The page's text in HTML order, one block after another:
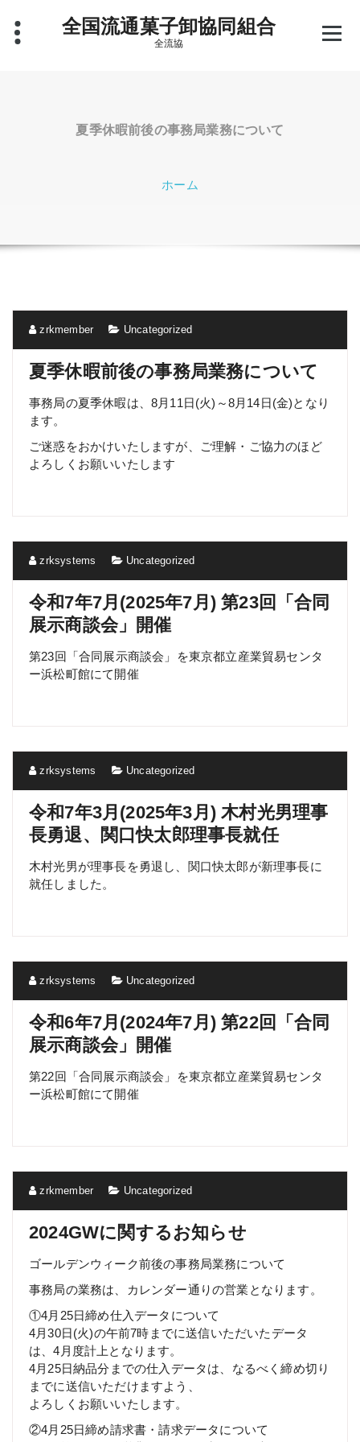
全国流通菓子卸協同組合
全流協
夏季休暇前後の事務局業務について
ホーム
zrkmember Uncategorized
夏季休暇前後の事務局業務について
事務局の夏季休暇は、8月11日(火)～8月14日(金)となり
ます。
ご迷惑をおかけいたしますが、ご理解・ご協力のほど
よろしくお願いいたします
zrksystems Uncategorized
令和7年7月(2025年7月) 第23回「合同
展示商談会」開催
第23回「合同展示商談会」を東京都立産業貿易センタ
ー浜松町館にて開催
zrksystems Uncategorized
令和7年3月(2025年3月) 木村光男理事
長勇退、関口快太郎理事長就任
木村光男が理事長を勇退し、関口快太郎が新理事長に
就任しました。
zrksystems Uncategorized
令和6年7月(2024年7月) 第22回「合同
展示商談会」開催
第22回「合同展示商談会」を東京都立産業貿易センタ
ー浜松町館にて開催
zrkmember Uncategorized
2024GWに関するお知らせ
ゴールデンウィーク前後の事務局業務について
事務局の業務は、カレンダー通りの営業となります。
①4月25日締め仕入データについて
4月30日(火)の午前7時までに送信いただいたデータ
は、4月度計上となります。
4月25日納品分までの仕入データは、なるべく締め切り
までに送信いただけますよう、
よろしくお願いいたします。
②4月25日締め請求書・請求データについて